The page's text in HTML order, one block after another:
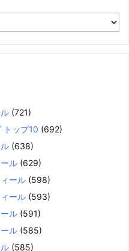
(721)
トップ10 (692)
(638)
ル (629)
ール (598)
ール (593)
ル (591)
ル (585)
(585)